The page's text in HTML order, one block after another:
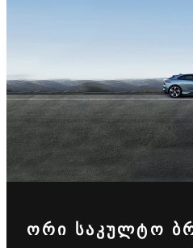
ᲝᲠᲘ ᲡᲐᲙᲣᲚᲢᲝ